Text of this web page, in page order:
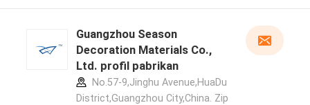
Guangzhou Season
Decoration Materials Co.,
Ltd. profil pabrikan
No.57-9,Jinghu Avenue,HuaDu
District,Guangzhou City,China. Zip